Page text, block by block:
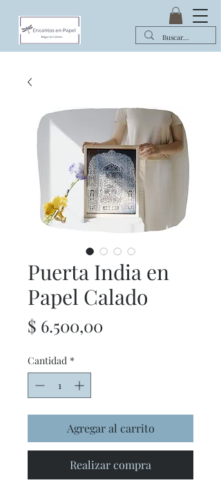
Puerta India en
Papel Calado
$ 6.500,00
Cantidad *
Agregar al carrito
Realizar compra